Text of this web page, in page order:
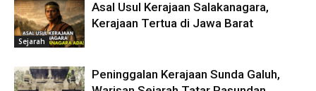
Sejarah
Asal Usul Kerajaan Salakanagara,
Kerajaan Tertua di Jawa Barat
Peninggalan Kerajaan Sunda Galuh,